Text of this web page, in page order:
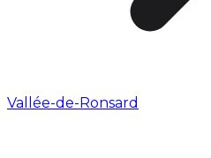
Vallée-de-Ronsard